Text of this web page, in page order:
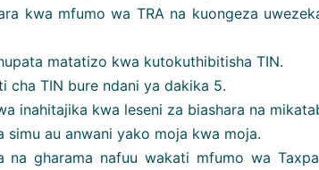
kwa mfumo wa TRA na kuongeza
matatizo kwa kutokuthibitisha TIN.
cha TIN bure ndani ya dakika 5.
inahitajika kwa leseni za biashara na
au anwani yako moja kwa moja.
na gharama nafuu wakati mfumo wa